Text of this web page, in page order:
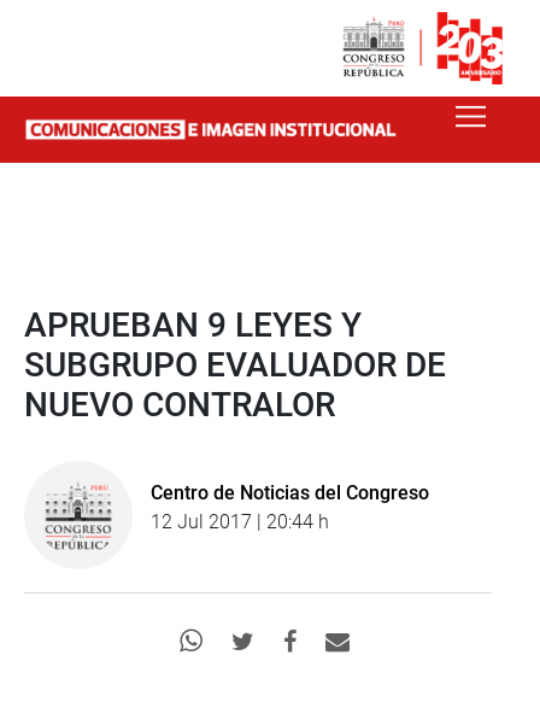
APRUEBAN 9 LEYES Y
SUBGRUPO EVALUADOR DE
NUEVO CONTRALOR
Centro de Noticias del Congreso
12 Jul 2017 | 20:44 h